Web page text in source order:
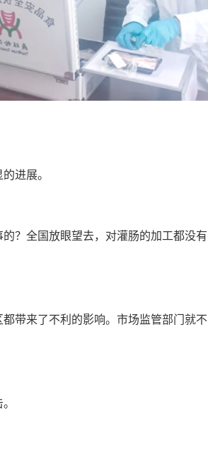
进展。
？全国放眼望去，对灌肠的加工都没有
带来了不利的影响。市场监管部门就不